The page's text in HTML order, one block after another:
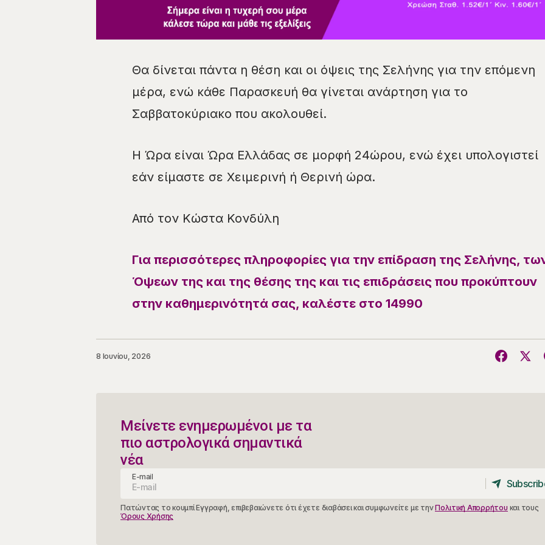
Θα δίνεται πάντα η θέση και οι όψεις της Σελήνης για την επόμενη
μέρα, ενώ κάθε Παρασκευή θα γίνεται ανάρτηση για το
Σαββατοκύριακο που ακολουθεί.
Η Ώρα είναι Ώρα Ελλάδας σε μορφή 24ώρου, ενώ έχει υπολογιστεί
εάν είμαστε σε Χειμερινή ή Θερινή ώρα.
Από τον Κώστα Κονδύλη
Για περισσότερες πληροφορίες για την επίδραση της Σελήνης,
Όψεων της και της θέσης της και τις επιδράσεις που προκύπτουν
στην καθημερινότητά σας, καλέστε στο 14990
8 Ιουνίου, 2026
Μείνετε ενημερωμένοι με τα
πιο αστρολογικά σημαντικά
νέα
E-mail
Πατώντας το κουμπί Εγγραφή, επιβεβαιώνετε ότι έχετε διαβάσει και συμφωνείτε με τηνΠολιτική Απορρήτου και τους
Όρους Χρήσης